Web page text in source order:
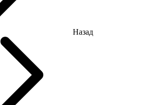
Назад